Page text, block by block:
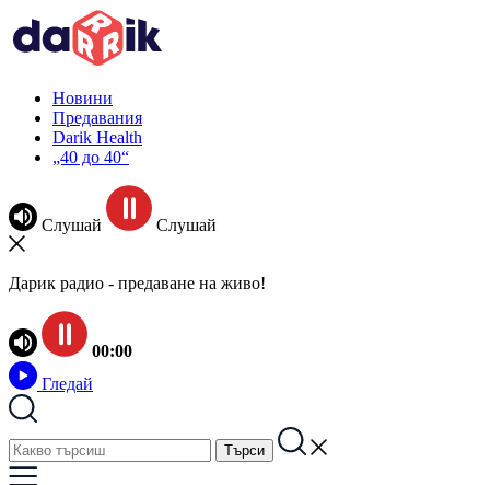
Новини
Предавания
Darik Health
„40 до 40“
Слушай Слушай
Дарик радио - предаване на живо!
00:00
Гледай